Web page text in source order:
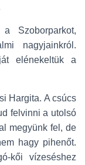
Szoborparkot,
nagyjainkról.
elénekeltük a
Hargita. A csúcs
felvinni a utolsó
megyünk fel, de
hagy pihenőt.
kői vízeséshez